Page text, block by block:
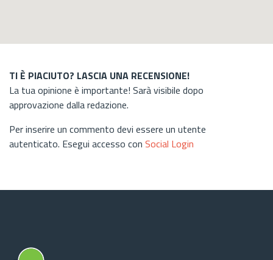
TI È PIACIUTO? LASCIA UNA RECENSIONE!
La tua opinione è importante! Sarà visibile dopo
approvazione dalla redazione.
Per inserire un commento devi essere un utente
autenticato. Esegui accesso con Social Login